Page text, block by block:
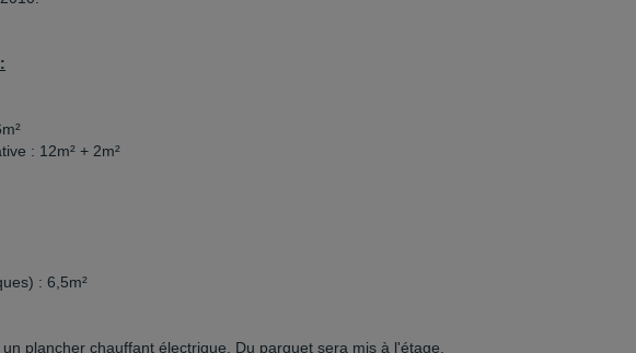
: 12m² + 2m²
: 6,5m²
plancher chauffant électrique. Du parquet sera mis à l'étage.